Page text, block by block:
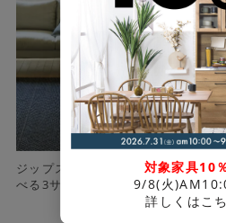
ジップスコット ラグ（選
べる3サイズ）
コ
ズ
対象家具10
9/8(火
詳しくはこ